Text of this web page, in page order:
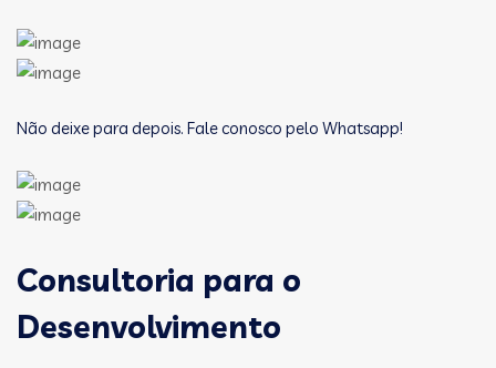
Não deixe para depois. Fale conosco pelo Whatsapp!
Consultoria para o
Desenvolvimento